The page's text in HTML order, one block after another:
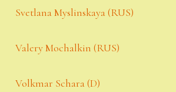
Svetlana Myslinskaya (RUS)
Valery Mochalkin (RUS)
Volkmar Schara (D)